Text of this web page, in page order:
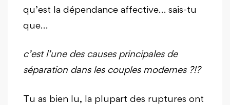
qu’est la dépendance affective… sais-tu
que…
c’est l’une des causes principales de
séparation dans les couples modernes ?!?
Tu as bien lu, la plupart des ruptures ont